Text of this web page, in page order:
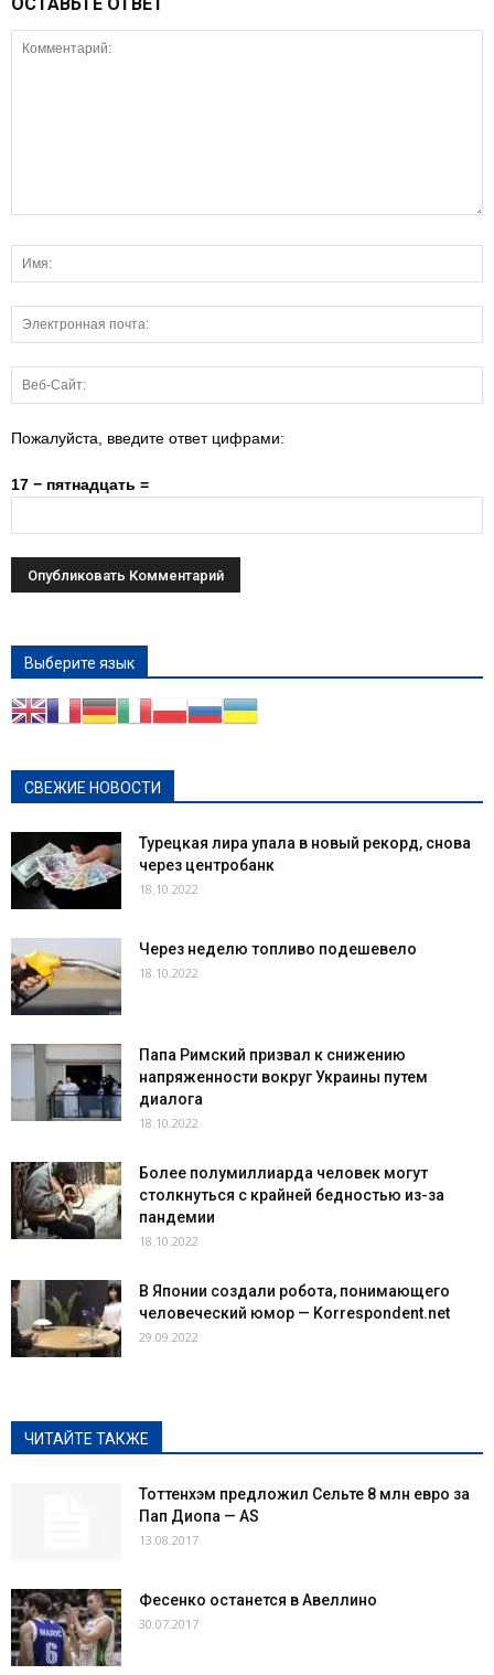
Пожалуйста, введите ответ цифрами:
17 − пятнадцать =
Выберите язык
СВЕЖИЕ НОВОСТИ
Турецкая лира упала в новый рекорд, снова
через центробанк
18.10.2022
Через неделю топливо подешевело
18.10.2022
Папа Римский призвал к снижению
напряженности вокруг Украины путем
диалога
18.10.2022
Более полумиллиарда человек могут
столкнуться с крайней бедностью из-за
пандемии
18.10.2022
В Японии создали робота, понимающего
человеческий юмор — Korrespondent.net
29.09.2022
ЧИТАЙТЕ ТАКЖЕ
Тоттенхэм предложил Сельте 8 млн евро за
Пап Диопа — AS
13.08.2017
Фесенко останется в Авеллино
30.07.2017